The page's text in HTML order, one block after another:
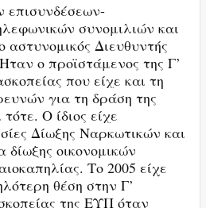
επισυνδέσεων-
συνομιλιών και
αστυνομικός Διευθυντής
ο προϊστάμενος της Γ’
που είχε και τη
για τη δράση της
Ο ίδιος είχε
Δίωξης Ναρκωτικών και
οικονομικών
Το 2005 είχε
θέση στην Γ’
της ΕΥΠ όταν